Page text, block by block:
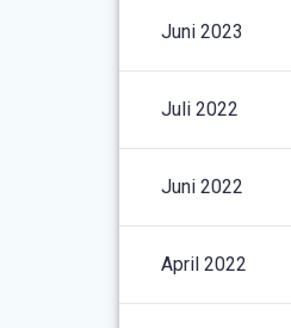
Juni 2023
Juli 2022
Juni 2022
April 2022